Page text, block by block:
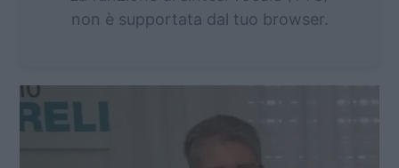
non è supportata dal tuo browser.